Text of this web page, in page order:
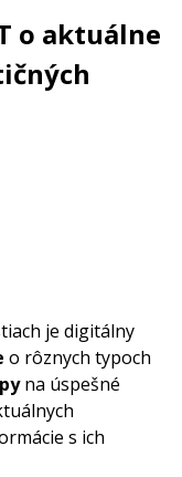
o aktuálne
je digitálny
o rôznych typoch
na úspešné
s ich